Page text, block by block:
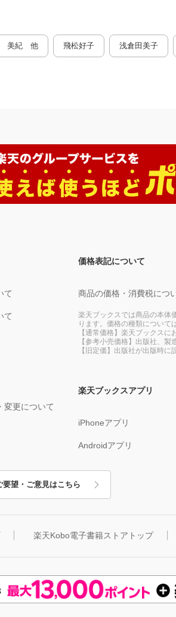
美紀 他 飛松好子 浅倉田美子
て
て
変更について
価格表記について
商品の価格・消費税につ
楽天ブックスでは商品の本体
ります。価格の種類について
【通常価格】楽天ブックスに
【参考小売価格】出版社、製
【旧定価】出版社が出版時に
楽天ブックスアプリ
iPhoneアプリ
Androidアプリ
要望・ご意見はこちら
楽天Kobo電子書籍ストアトップ